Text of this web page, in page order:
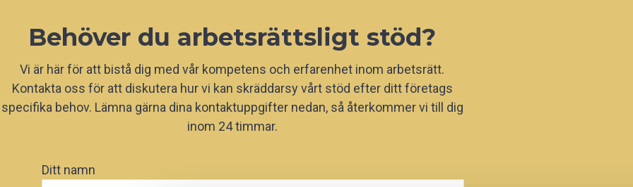
Behöver du arbetsrättsligt stöd?
Vi är här för att bistå dig med vår kompetens och erfarenhet inom arbetsrätt.
Kontakta oss för att diskutera hur vi kan skräddarsy vårt stöd efter ditt företags
specifika behov. Lämna gärna dina kontaktuppgifter nedan, så återkommer vi till dig
inom 24 timmar.
Ditt namn